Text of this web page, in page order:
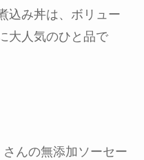
込み丼は、ボリュー
大人気のひと品で
んの無添加ソーセー